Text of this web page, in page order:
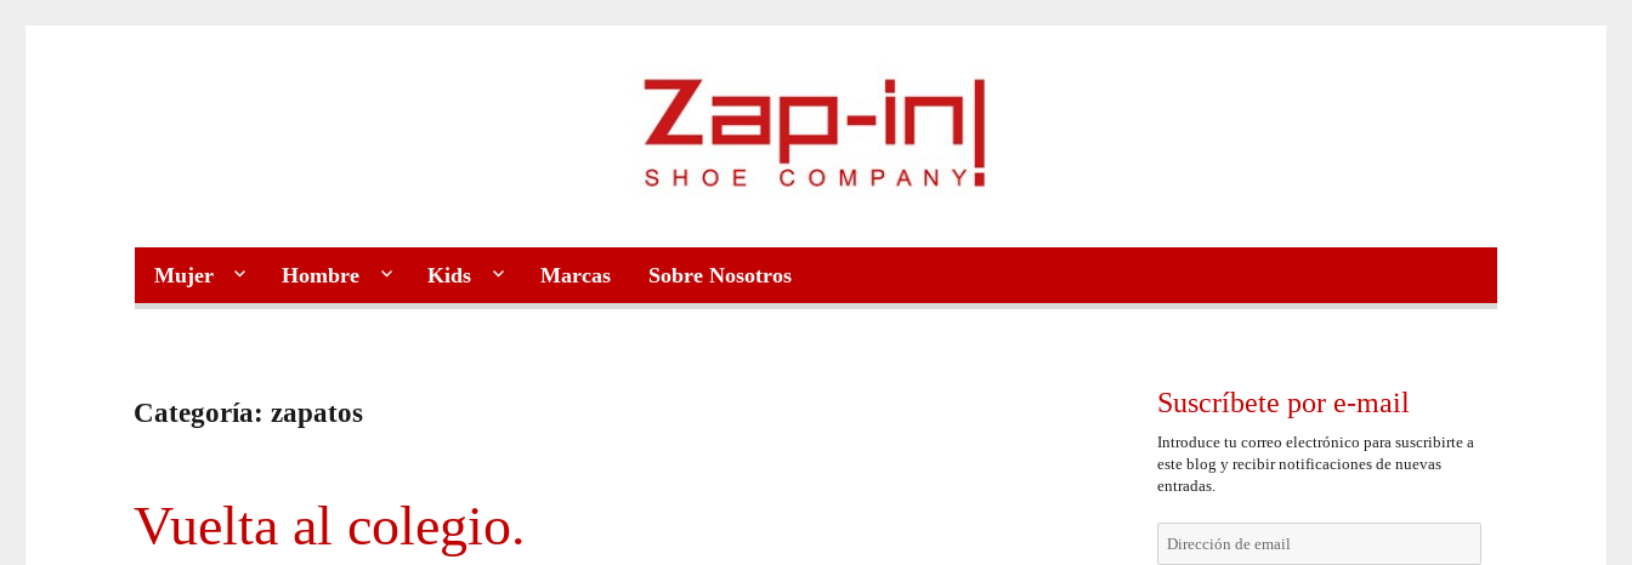
Mujer Hombre Kids Marcas Sobre Nosotros
Categoría:zapatos
Vuelta al colegio.
Suscríbete por e-mail
Introduce tu correo electrónico para suscribirte a
este blog y recibir notificaciones de nuevas
entradas.
de